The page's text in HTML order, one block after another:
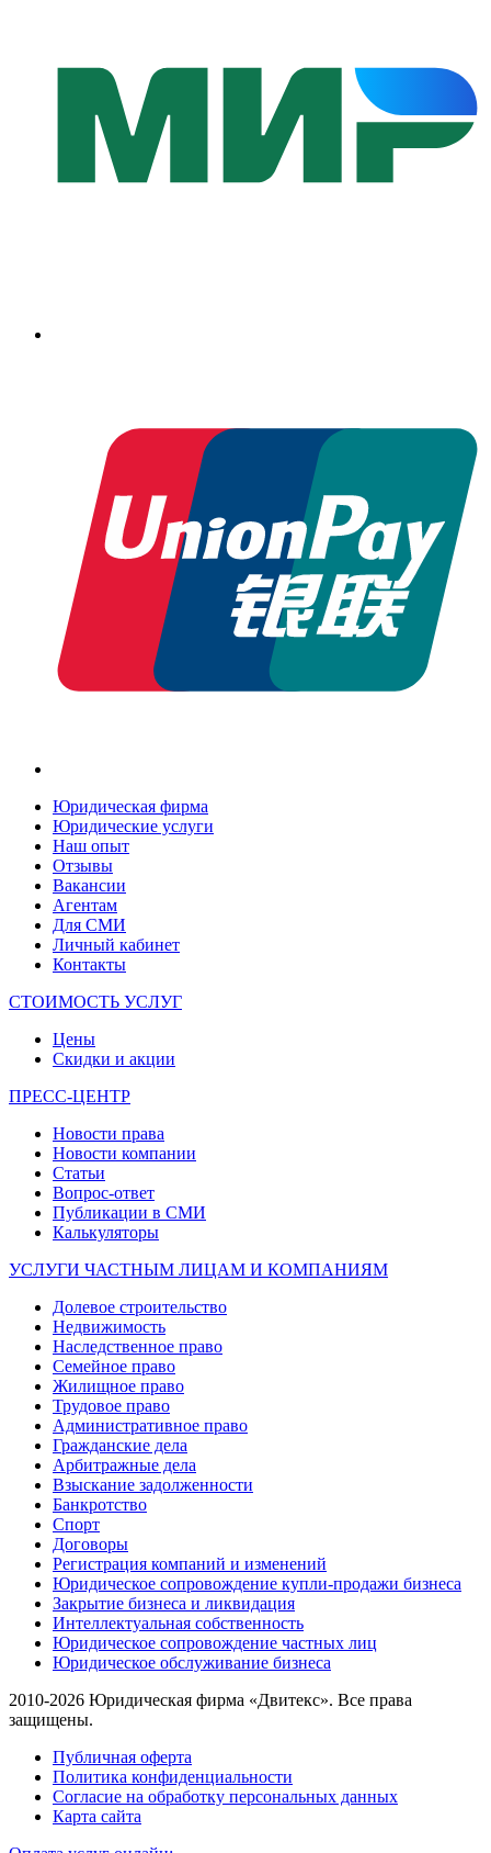
Юридическая фирма
Юридические услуги
Наш опыт
Отзывы
Вакансии
Агентам
Для СМИ
Личный кабинет
Контакты
СТОИМОСТЬ УСЛУГ
Цены
Скидки и акции
ПРЕСС-ЦЕНТР
Новости права
Новости компании
Статьи
Вопрос-ответ
Публикации в СМИ
Калькуляторы
УСЛУГИ ЧАСТНЫМ ЛИЦАМ И КОМПАНИЯМ
Долевое строительство
Недвижимость
Наследственное право
Семейное право
Жилищное право
Трудовое право
Административное право
Гражданские дела
Арбитражные дела
Взыскание задолженности
Банкротство
Спорт
Договоры
Регистрация компаний и изменений
Юридическое сопровождение купли-продажи бизнеса
Закрытие бизнеса и ликвидация
Интеллектуальная собственность
Юридическое сопровождение частных лиц
Юридическое обслуживание бизнеса
2010-2026 Юридическая фирма «Двитекс». Все права
защищены.
Публичная оферта
Политика конфиденциальности
Согласие на обработку персональных данных
Карта сайта